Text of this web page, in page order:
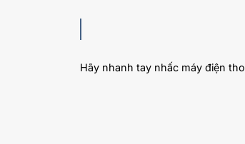
Hãy nhanh tay nhấc máy điện